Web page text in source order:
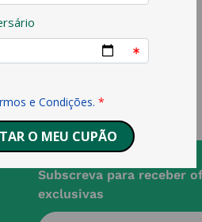
Subscreva para receber
exclusivas